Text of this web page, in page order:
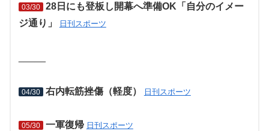
03/30
28日にも登板し開幕へ準備OK「自分のイメー
ジ通り」
日刊スポーツ
04/30 右内転筋挫傷（軽度） 日刊スポーツ
05/30 一軍復帰 日刊スポーツ